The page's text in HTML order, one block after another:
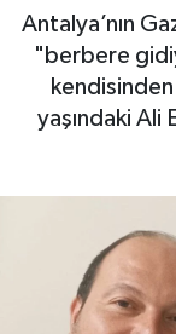
Antalya’nın
"berbere
kendisinden
yaşındaki Ali